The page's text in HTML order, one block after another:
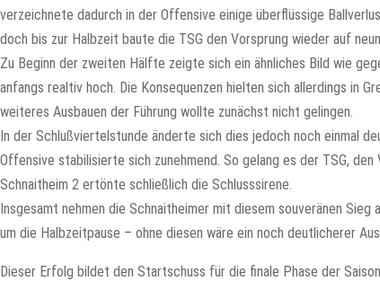
verzeichnete dadurch in der Offensive einige überflüssige
doch bis zur Halbzeit baute die TSG den Vorsprung wieder auf
Zu Beginn der zweiten Hälfte zeigte sich ein ähnliches Bild wie
anfangs realtiv hoch. Die Konsequenzen hielten sich allerdings in
weiteres Ausbauen der Führung wollte zunächst nicht gelingen.
In der Schlußviertelstunde änderte sich dies jedoch noch einmal
Offensive stabilisierte sich zunehmend. So gelang es der TSG,
Schnaitheim 2 ertönte schließlich die Schlusssirene.
Insgesamt nehmen die Schnaitheimer mit diesem souveränen
um die Halbzeitpause – ohne diesen wäre ein noch deutlicherer
Dieser Erfolg bildet den Startschuss für die finale Phase der